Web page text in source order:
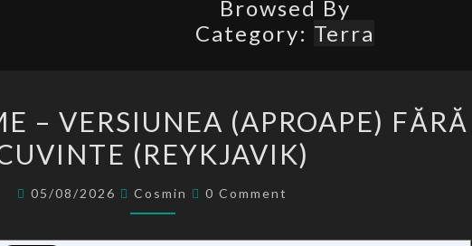
Browsed By
Category: Terra
ALTĂ
LUME
VERSIUNEA
(APROAPE)
– VERSIUNEA (APROAPE) FĂRĂ
(REYKJAVIK)
05/08/2026 Cosmin Comments
0 Comment